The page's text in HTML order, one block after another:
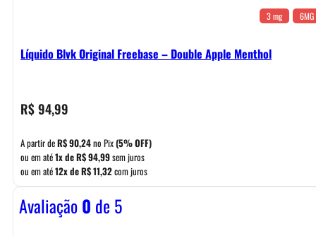
3 mg 6MG
Líquido Blvk Original Freebase – Double Apple Menthol
R$94,99
A partir deR$90,24no Pix(5% OFF)
ou em até1x deR$94,99sem juros
ou em até12x deR$11,32com juros
Avaliação0 de 5